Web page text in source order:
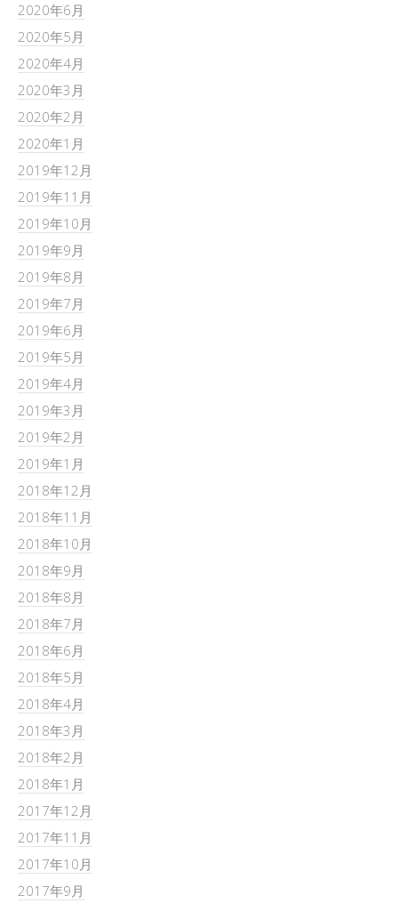
2020年6月
2020年5月
2020年4月
2020年3月
2020年2月
2020年1月
2019年12月
2019年11月
2019年10月
2019年9月
2019年8月
2019年7月
2019年6月
2019年5月
2019年4月
2019年3月
2019年2月
2019年1月
2018年12月
2018年11月
2018年10月
2018年9月
2018年8月
2018年7月
2018年6月
2018年5月
2018年4月
2018年3月
2018年2月
2018年1月
2017年12月
2017年11月
2017年10月
2017年9月